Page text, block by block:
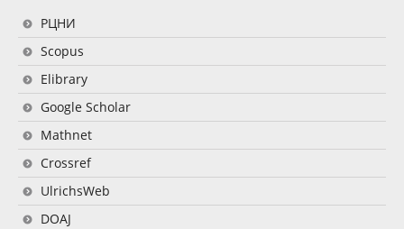
РЦНИ
Scopus
Elibrary
Google Scholar
Mathnet
Crossref
UlrichsWeb
DOAJ